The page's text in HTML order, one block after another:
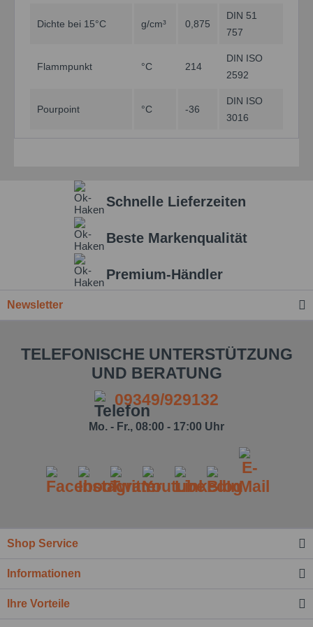
Dichte bei 15°C g/cm³ 0,875
DIN 51
757
Flammpunkt °C 214
DIN ISO
2592
Pourpoint °C -36
DIN ISO
3016
Schnelle Lieferzeiten
Beste Markenqualität
Premium-Händler
Newsletter
TELEFONISCHE UNTERSTÜTZUNG
UND BERATUNG
09349/929132
Mo. - Fr., 08:00 - 17:00 Uhr
Shop Service
Informationen
Ihre Vorteile